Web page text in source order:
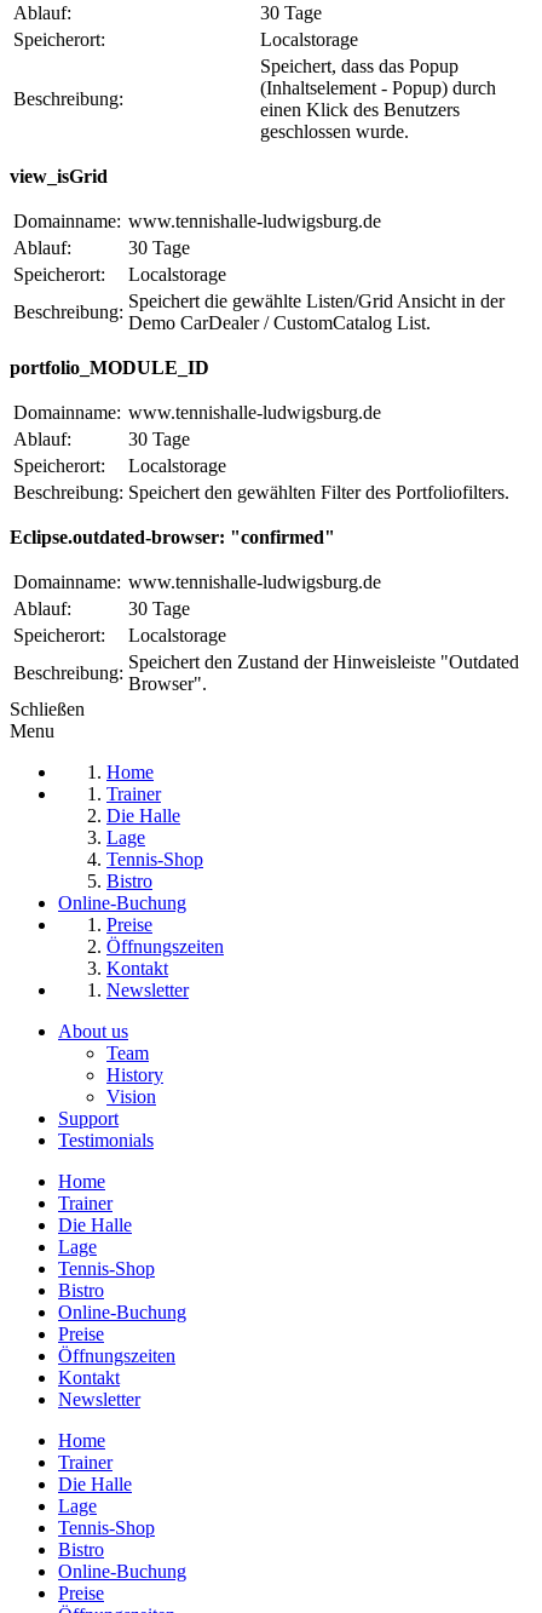
Ablauf:
30 Tage
Speicherort:
Localstorage
Beschreibung:
Speichert, dass das Popup
(Inhaltselement - Popup) durch
einen Klick des Benutzers
geschlossen wurde.
view_isGrid
Domainname: www.tennishalle-ludwigsburg.de
Ablauf:
30 Tage
Speicherort:
Localstorage
Beschreibung:
Speichert die gewählte Listen/Grid Ansicht in der
Demo CarDealer / CustomCatalog List.
portfolio_MODULE_ID
Domainname: www.tennishalle-ludwigsburg.de
Ablauf:
30 Tage
Speicherort:
Localstorage
Beschreibung: Speichert den gewählten Filter des Portfoliofilters.
Eclipse.outdated-browser: "confirmed"
Domainname: www.tennishalle-ludwigsburg.de
Ablauf:
30 Tage
Speicherort:
Localstorage
Beschreibung:
Speichert den Zustand der Hinweisleiste "Outdated
Browser".
Schließen
Menu
Home
Trainer
Die Halle
Lage
Tennis-Shop
Bistro
Online-Buchung
Preise
Öffnungszeiten
Kontakt
Newsletter
About us
Team
History
Vision
Support
Testimonials
Home
Trainer
Die Halle
Lage
Tennis-Shop
Bistro
Online-Buchung
Preise
Öffnungszeiten
Kontakt
Newsletter
Home
Trainer
Die Halle
Lage
Tennis-Shop
Bistro
Online-Buchung
Preise